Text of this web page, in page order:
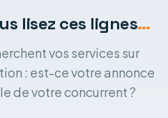
lisez ces lignes…
vos services sur
: est-ce votre annonce
de votre concurrent ?